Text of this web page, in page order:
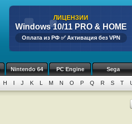
ЛИЦЕНЗИИ
Windows 10/11 PRO & HOME
Оплата из РФ ✅ Активация без VPN
Nintendo 64 PC Engine Sega
H I J K L M N O P Q R S T